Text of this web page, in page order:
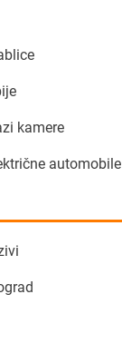
kamere
automobile